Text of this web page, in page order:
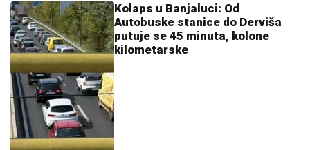
Kolaps u Banjaluci: Od
Autobuske stanice do Derviša
putuje se 45 minuta, kolone
kilometarske